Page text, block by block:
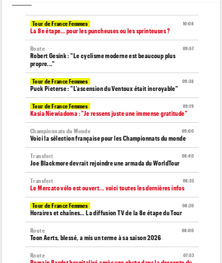
10:08
Tour de France Femmes
La 8e étape… pour les puncheuses ou les sprinteuses ?
09:57
Route
Robert Gesink : "Le cyclisme moderne est beaucoup plus
propre..."
09:38
Tour de France Femmes
Puck Pieterse : "L’ascension du Ventoux était incroyable"
09:19
Tour de France Femmes
Kasia Niewiadoma : "Je ressens juste une immense gratitude"
09:00
Championnats du Monde
Voici la sélection française pour les Championnats du monde
08:40
Transfert
Joe Blackmore devrait rejoindre une armada du WorldTour
08:35
Transfert
Le Mercato vélo est ouvert... voici toutes les dernières infos
08:20
Tour de France Femmes
Horaires et chaînes… La diffusion TV de la 8e étape du Tour
08:00
Route
Toon Aerts, blessé, a mis un terme à sa saison 2026
07:53
Route